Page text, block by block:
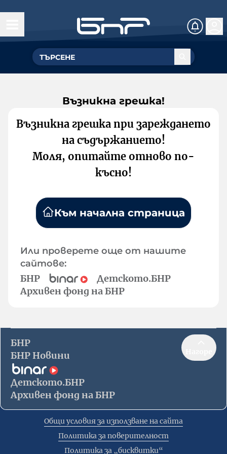
Възникна грешка!
Възникна грешка при зареждането
на съдържанието!
Моля, опитайте отново по-
късно!
Към начална страница
Или проверете още от нашите
сайтове:
БНР
Детското.БНР
Архивен фонд на БНР
БНР
БНР Новини
Детското.БНР
Архивен фонд на БНР
Общи условия за използване на сайта
Политика за поверителност
Политика за „бисквитки“